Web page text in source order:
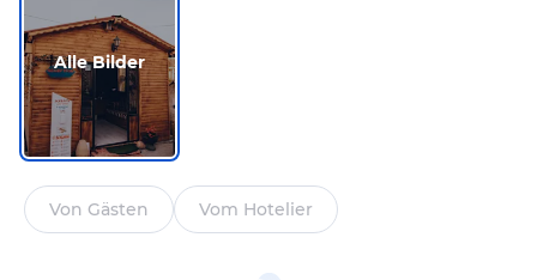
Alle Bilder
Von Gästen Vom Hotelier